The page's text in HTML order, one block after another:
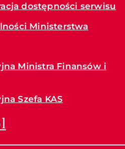
dostępności serwisu
Ministerstwa
Ministra Finansów i
Szefa KAS